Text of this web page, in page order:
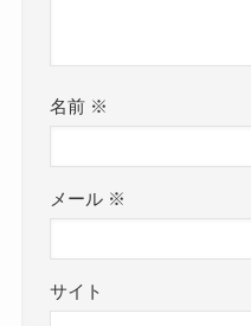
名前 ※
メール ※
サイト